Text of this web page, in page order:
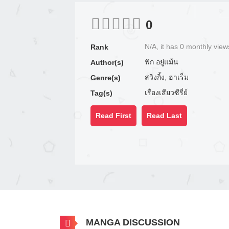
0
Rank
N/A, it has 0 monthly
Author(s)
ฟัก อยู่แม้น
Genre(s)
สวิงกิ้ง, ฮาเร็ม
Tag(s)
เรื่องเสียวซีรี่ย์
Read First Read Last
MANGA DISCUSSION